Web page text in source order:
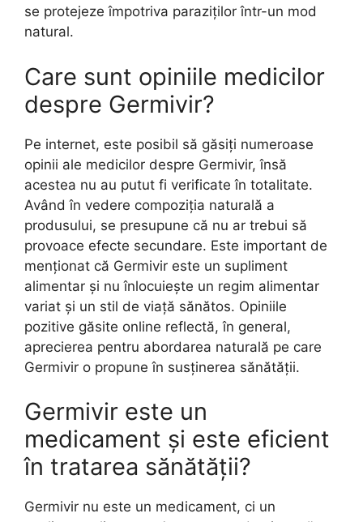
se protejeze împotriva paraziților într-un mod
natural.
Care sunt opiniile medicilor
despre Germivir?
Pe internet, este posibil să găsiți numeroase
opinii ale medicilor despre Germivir, însă
acestea nu au putut fi verificate în totalitate.
Având în vedere compoziția naturală a
produsului, se presupune că nu ar trebui să
provoace efecte secundare. Este important de
menționat că Germivir este un supliment
alimentar și nu înlocuiește un regim alimentar
variat și un stil de viață sănătos. Opiniile
pozitive găsite online reflectă, în general,
aprecierea pentru abordarea naturală pe care
Germivir o propune în susținerea sănătății.
Germivir este un
medicament și este eficient
în tratarea sănătății?
Germivir nu este un medicament, ci un